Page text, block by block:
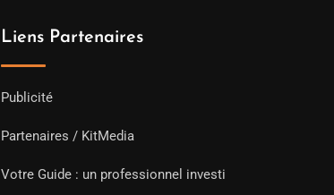
Liens Partenaires
Publicité
Partenaires / KitMedia
Votre Guide : un professionnel investi